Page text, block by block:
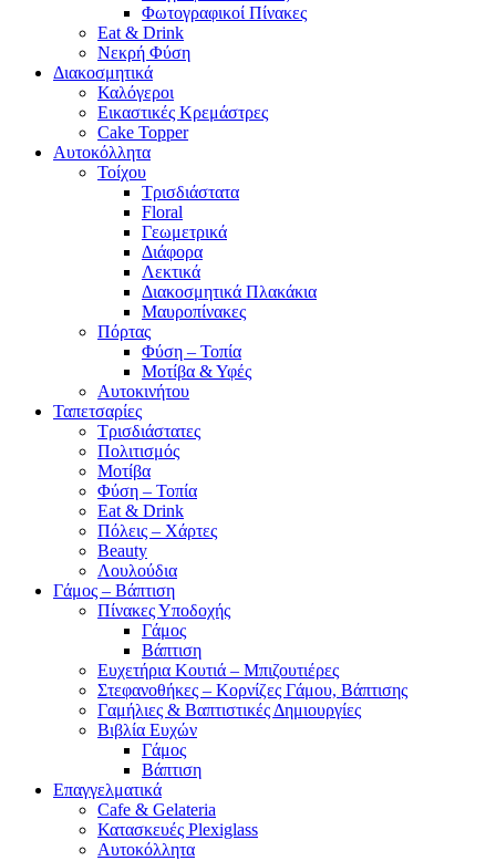
Φωτογραφικοί Πίνακες
Eat & Drink
Νεκρή Φύση
Διακοσμητικά
Καλόγεροι
Εικαστικές Κρεμάστρες
Cake Topper
Αυτοκόλλητα
Τοίχου
Τρισδιάστατα
Floral
Γεωμετρικά
Διάφορα
Λεκτικά
Διακοσμητικά Πλακάκια
Μαυροπίνακες
Πόρτας
Φύση – Τοπία
Μοτίβα & Υφές
Αυτοκινήτου
Ταπετσαρίες
Τρισδιάστατες
Πολιτισμός
Μοτίβα
Φύση – Τοπία
Eat & Drink
Πόλεις – Χάρτες
Beauty
Λουλούδια
Γάμος – Βάπτιση
Πίνακες Υποδοχής
Γάμος
Βάπτιση
Ευχετήρια Κουτιά – Μπιζουτιέρες
Στεφανοθήκες – Κορνίζες Γάμου, Βάπτισης
Γαμήλιες & Βαπτιστικές Δημιουργίες
Βιβλία Ευχών
Γάμος
Βάπτιση
Επαγγελματικά
Cafe & Gelateria
Κατασκευές Plexiglass
Αυτοκόλλητα